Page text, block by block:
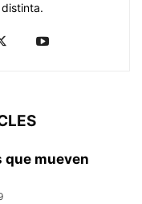
que mueven